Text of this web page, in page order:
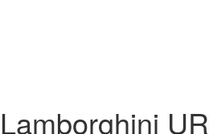
Lamborghini